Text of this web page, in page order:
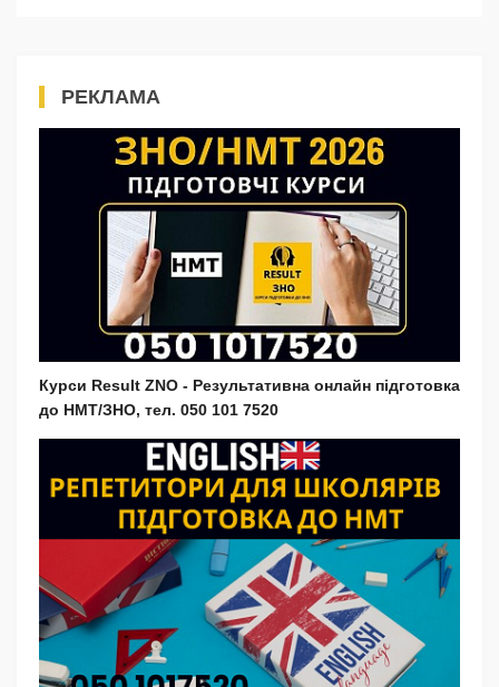
РЕКЛАМА
Курси Result ZNO - Результативна онлайн підготовка
до НМТ/ЗНО, тел. 050 101 7520